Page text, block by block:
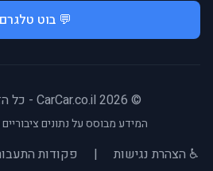
💬 בוט טלגרם
© 2026 CarCar.co.il - כל הזכויות שמורות
המידע מבוסס על נתונים
♿ הצהרת נגישות | פקודות